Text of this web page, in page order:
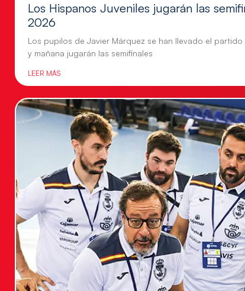
Los Hispanos Juveniles jugarán las
2026
Los pupilos de Javier Márquez se han llevado el
y mañana jugarán las semifinales
LEER MÁS